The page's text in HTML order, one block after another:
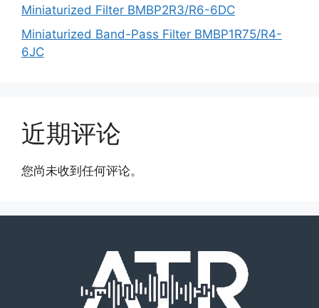
Miniaturized Filter BMBP2R3/R6-6DC
Miniaturized Band-Pass Filter BMBP1R75/R4-
6JC
近期评论
您尚未收到任何评论。